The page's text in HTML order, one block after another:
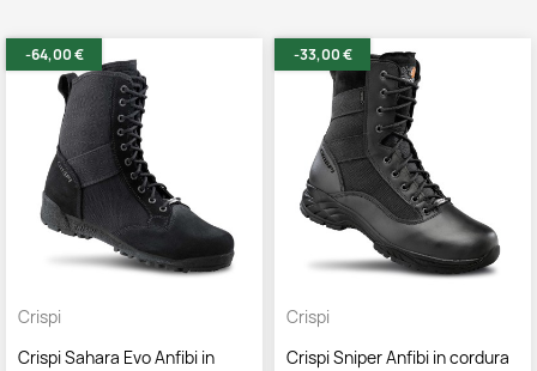
-64,00 €
Crispi
Crispi Sahara Evo Anfibi in
-33,00 €
Crispi
Crispi Sniper Anfibi in cordura